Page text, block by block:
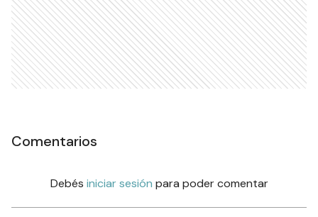
Comentarios
Debés iniciar sesión para poder comentar